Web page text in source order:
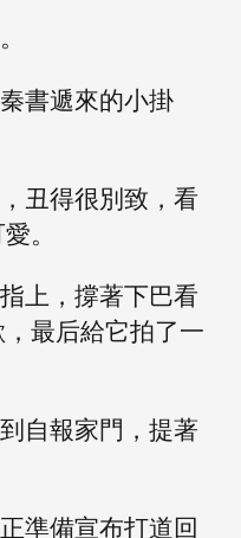
書遞來的小掛
丑得很別致，看
。
上，撐著下巴看
最后給它拍了一
自報家門，提著
準備宣布打道回